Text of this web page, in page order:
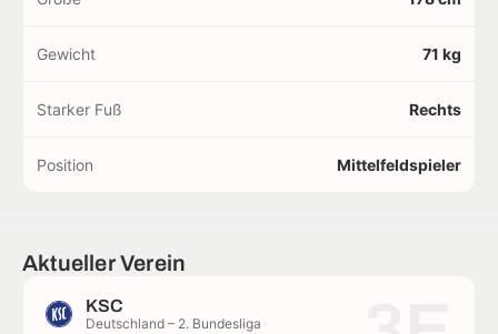
Gewicht 71 kg
Starker Fuß Rechts
Position Mittelfeldspieler
Aktueller Verein
KSC
Deutschland – 2. Bundesliga